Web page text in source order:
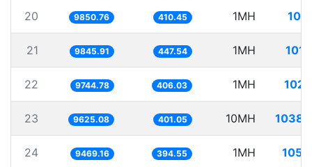
20 9850.76 410.45 1MH
21 9845.91 447.54 1MH
22 9744.78 406.03 1MH
23 9625.08 401.05 10MH
24 9469.16 394.55 1MH